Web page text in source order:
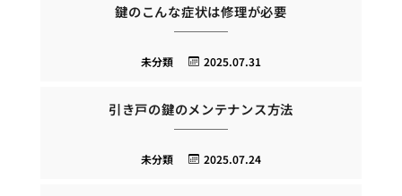
鍵のこんな症状は修理が必要
2025.07.31
未分類
引き戸の鍵のメンテナンス方法
2025.07.24
未分類